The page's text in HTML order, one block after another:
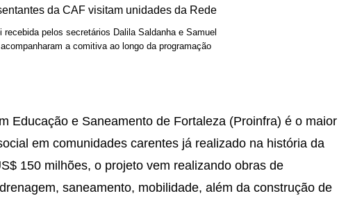
recebida pelos secretários Dalila Saldanha e Samuel
a comitiva ao longo da programação
Educação e Saneamento de Fortaleza (Proinfra) é o maior
em comunidades carentes já realizado na história da
150 milhões, o projeto vem realizando obras de
saneamento, mobilidade, além da construção de